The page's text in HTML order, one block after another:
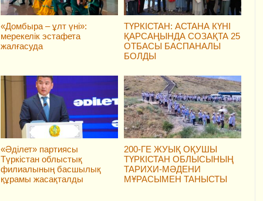
«Домбыра – ұлт үні»:
мерекелік эстафета
жалғасуда
ТҮРКІСТАН: АСТАНА КҮНІ
ҚАРСАҢЫНДА СОЗАҚТА 25
ОТБАСЫ БАСПАНАЛЫ
БОЛДЫ
«Әділет» партиясы
Түркістан облыстық
филиалының басшылық
құрамы жасақталды
200-ГЕ ЖУЫҚ ОҚУШЫ
ТҮРКІСТАН ОБЛЫСЫНЫҢ
ТАРИХИ-МӘДЕНИ
МҰРАСЫМЕН ТАНЫСТЫ